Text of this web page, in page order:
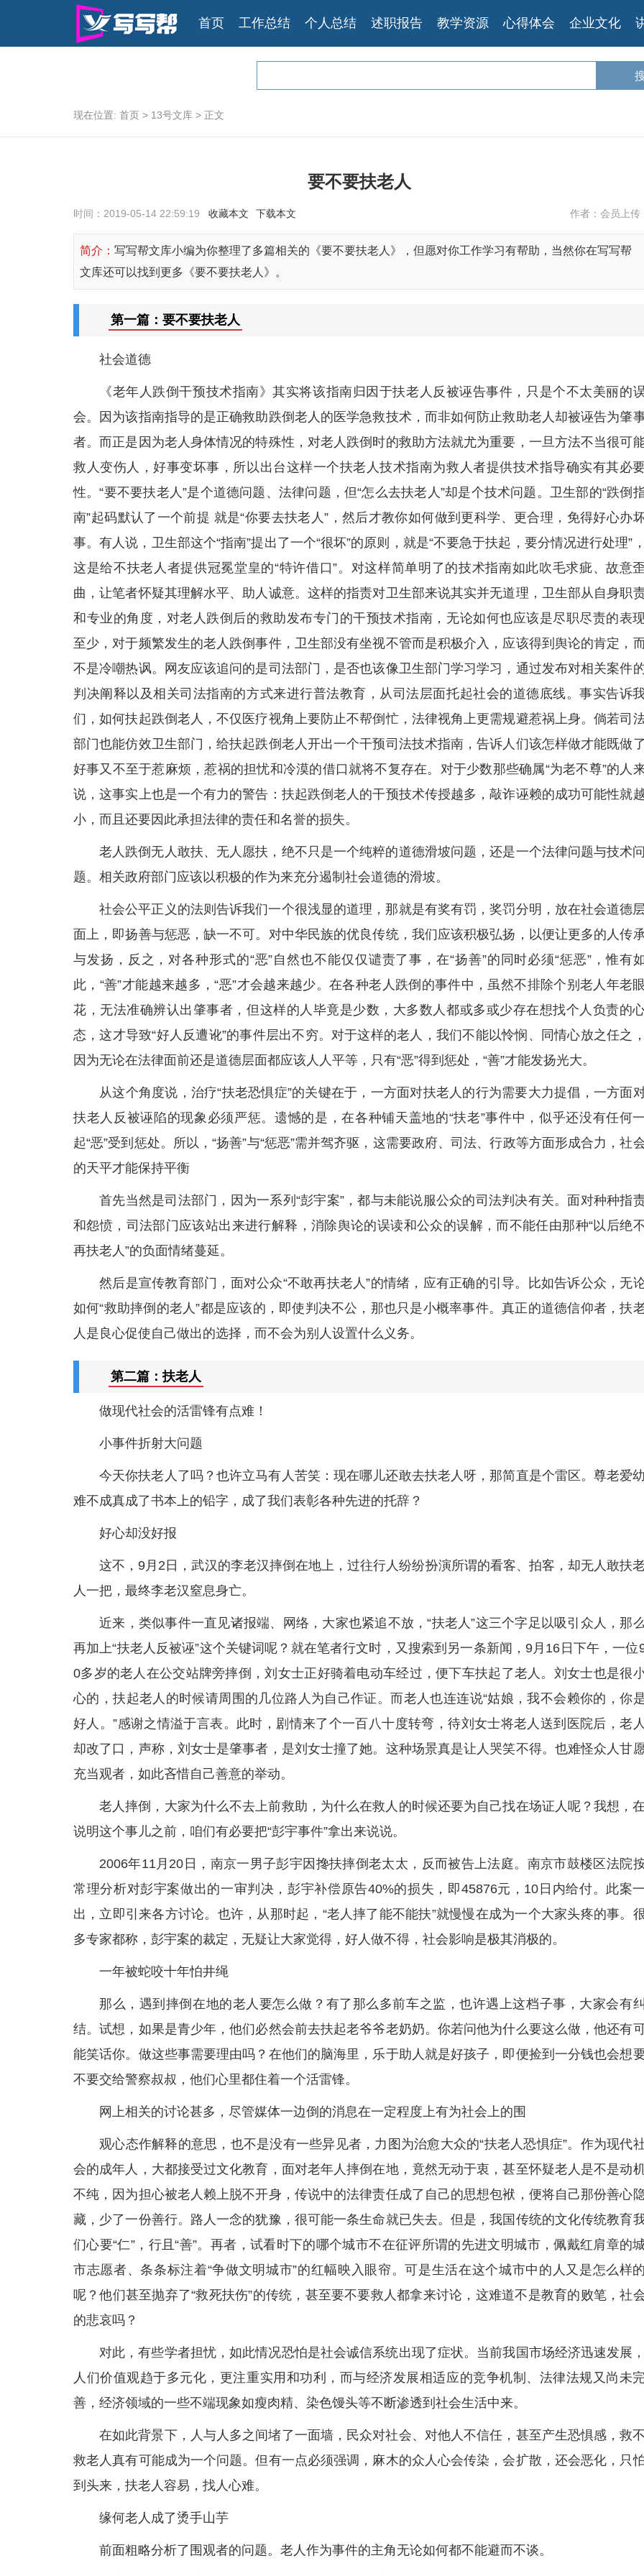
首页 工作总结 个人总结 述职报告 教学资源 心得体会 企业文化
现在位置: 首页 > 13号文库 > 正文
要不要扶老人
时间：2019-05-14 22:59:19 收藏本文 下载本文 作者：会员上传
简介： 写写帮文库小编为你整理了多篇相关的《要不要扶老人》，但愿对你工作学习有帮助，当然你在写写帮
文库还可以找到更多《要不要扶老人》。
第一篇：要不要扶老人
社会道德
《老年人跌倒干预技术指南》其实将该指南归因于扶老人反被诬告事件，只是个不太美丽的
会。因为该指南指导的是正确救助跌倒老人的医学急救技术，而非如何防止救助老人却被诬告为肇
者。而正是因为老人身体情况的特殊性，对老人跌倒时的救助方法就尤为重要，一旦方法不当很可
救人变伤人，好事变坏事，所以出台这样一个扶老人技术指南为救人者提供技术指导确实有其必
性。“要不要扶老人”是个道德问题、法律问题，但“怎么去扶老人”却是个技术问题。卫生部的“跌倒
南”起码默认了一个前提 就是“你要去扶老人”，然后才教你如何做到更科学、更合理，免得好心办
事。有人说，卫生部这个“指南”提出了一个“很坏”的原则，就是“不要急于扶起，要分情况进行处理”，
这是给不扶老人者提供冠冕堂皇的“特许借口”。对这样简单明了的技术指南如此吹毛求疵、故意歪
曲，让笔者怀疑其理解水平、助人诚意。这样的指责对卫生部来说其实并无道理，卫生部从自身职
和专业的角度，对老人跌倒后的救助发布专门的干预技术指南，无论如何也应该是尽职尽责的表
至少，对于频繁发生的老人跌倒事件，卫生部没有坐视不管而是积极介入，应该得到舆论的肯定，
不是冷嘲热讽。网友应该追问的是司法部门，是否也该像卫生部门学习学习，通过发布对相关案件
判决阐释以及相关司法指南的方式来进行普法教育，从司法层面托起社会的道德底线。事实告诉
们，如何扶起跌倒老人，不仅医疗视角上要防止不帮倒忙，法律视角上更需规避惹祸上身。倘若司
部门也能仿效卫生部门，给扶起跌倒老人开出一个干预司法技术指南，告诉人们该怎样做才能既做了
好事又不至于惹麻烦，惹祸的担忧和冷漠的借口就将不复存在。对于少数那些确属“为老不尊”的人
说，这事实上也是一个有力的警告：扶起跌倒老人的干预技术传授越多，敲诈诬赖的成功可能性就
小，而且还要因此承担法律的责任和名誉的损失。
老人跌倒无人敢扶、无人愿扶，绝不只是一个纯粹的道德滑坡问题，还是一个法律问题与技术问
题。相关政府部门应该以积极的作为来充分遏制社会道德的滑坡。
社会公平正义的法则告诉我们一个很浅显的道理，那就是有奖有罚，奖罚分明，放在社会道德
面上，即扬善与惩恶，缺一不可。对中华民族的优良传统，我们应该积极弘扬，以便让更多的人传
与发扬，反之，对各种形式的“恶”自然也不能仅仅谴责了事，在“扬善”的同时必须“惩恶”，惟有
此，“善”才能越来越多，“恶”才会越来越少。在各种老人跌倒的事件中，虽然不排除个别老人年老眼
花，无法准确辨认出肇事者，但这样的人毕竟是少数，大多数人都或多或少存在想找个人负责的
态，这才导致“好人反遭讹”的事件层出不穷。对于这样的老人，我们不能以怜悯、同情心放之任之，
因为无论在法律面前还是道德层面都应该人人平等，只有“恶”得到惩处，“善”才能发扬光大。
从这个角度说，治疗“扶老恐惧症”的关键在于，一方面对扶老人的行为需要大力提倡，一方面
扶老人反被诬陷的现象必须严惩。遗憾的是，在各种铺天盖地的“扶老”事件中，似乎还没有任何一
起“恶”受到惩处。所以，“扬善”与“惩恶”需并驾齐驱，这需要政府、司法、行政等方面形成合力，社
的天平才能保持平衡
首先当然是司法部门，因为一系列“彭宇案”，都与未能说服公众的司法判决有关。面对种种指
和怨愤，司法部门应该站出来进行解释，消除舆论的误读和公众的误解，而不能任由那种“以后绝
再扶老人”的负面情绪蔓延。
然后是宣传教育部门，面对公众“不敢再扶老人”的情绪，应有正确的引导。比如告诉公众，无
如何“救助摔倒的老人”都是应该的，即使判决不公，那也只是小概率事件。真正的道德信仰者，扶
人是良心促使自己做出的选择，而不会为别人设置什么义务。
第二篇：扶老人
做现代社会的活雷锋有点难！
小事件折射大问题
今天你扶老人了吗？也许立马有人苦笑：现在哪儿还敢去扶老人呀，那简直是个雷区。尊老爱幼
难不成真成了书本上的铅字，成了我们表彰各种先进的托辞？
好心却没好报
这不，9月2日，武汉的李老汉摔倒在地上，过往行人纷纷扮演所谓的看客、拍客，却无人敢扶
人一把，最终李老汉窒息身亡。
近来，类似事件一直见诸报端、网络，大家也紧追不放，“扶老人”这三个字足以吸引众人，那
再加上“扶老人反被诬”这个关键词呢？就在笔者行文时，又搜索到另一条新闻，9月16日下午，一位
0多岁的老人在公交站牌旁摔倒，刘女士正好骑着电动车经过，便下车扶起了老人。刘女士也是很
心的，扶起老人的时候请周围的几位路人为自己作证。而老人也连连说“姑娘，我不会赖你的，你
好人。”感谢之情溢于言表。此时，剧情来了个一百八十度转弯，待刘女士将老人送到医院后，老人
却改了口，声称，刘女士是肇事者，是刘女士撞了她。这种场景真是让人哭笑不得。也难怪众人甘
充当观者，如此吝惜自己善意的举动。
老人摔倒，大家为什么不去上前救助，为什么在救人的时候还要为自己找在场证人呢？我想，在
说明这个事儿之前，咱们有必要把“彭宇事件”拿出来说说。
2006年11月20日，南京一男子彭宇因搀扶摔倒老太太，反而被告上法庭。南京市鼓楼区法院
常理分析对彭宇案做出的一审判决，彭宇补偿原告40%的损失，即45876元，10日内给付。此案一
出，立即引来各方讨论。也许，从那时起，“老人摔了能不能扶”就慢慢在成为一个大家头疼的事。
多专家都称，彭宇案的裁定，无疑让大家觉得，好人做不得，社会影响是极其消极的。
一年被蛇咬十年怕井绳
那么，遇到摔倒在地的老人要怎么做？有了那么多前车之监，也许遇上这档子事，大家会有纠
结。试想，如果是青少年，他们必然会前去扶起老爷爷老奶奶。你若问他为什么要这么做，他还有
能笑话你。做这些事需要理由吗？在他们的脑海里，乐于助人就是好孩子，即便捡到一分钱也会想
不要交给警察叔叔，他们心里都住着一个活雷锋。
网上相关的讨论甚多，尽管媒体一边倒的消息在一定程度上有为社会上的围
观心态作解释的意思，也不是没有一些异见者，力图为治愈大众的“扶老人恐惧症”。作为现代
会的成年人，大都接受过文化教育，面对老年人摔倒在地，竟然无动于衷，甚至怀疑老人是不是动
不纯，因为担心被老人赖上脱不开身，传说中的法律责任成了自己的思想包袱，便将自己那份善心
藏，少了一份善行。路人一念的犹豫，很可能一条生命就已失去。但是，我国传统的文化传统教育
们心要“仁”，行且“善”。再者，试看时下的哪个城市不在征评所谓的先进文明城市，佩戴红肩章的
市志愿者、条条标注着“争做文明城市”的红幅映入眼帘。可是生活在这个城市中的人又是怎么样的
呢？他们甚至抛弃了“救死扶伤”的传统，甚至要不要救人都拿来讨论，这难道不是教育的败笔，社
的悲哀吗？
对此，有些学者担忧，如此情况恐怕是社会诚信系统出现了症状。当前我国市场经济迅速发展，
人们价值观趋于多元化，更注重实用和功利，而与经济发展相适应的竞争机制、法律法规又尚未
善，经济领域的一些不端现象如瘦肉精、染色馒头等不断渗透到社会生活中来。
在如此背景下，人与人多之间堵了一面墙，民众对社会、对他人不信任，甚至产生恐惧感，救不
救老人真有可能成为一个问题。但有一点必须强调，麻木的众人心会传染，会扩散，还会恶化，只
到头来，扶老人容易，找人心难。
缘何老人成了烫手山芋
前面粗略分析了围观者的问题。老人作为事件的主角无论如何都不能避而不谈。